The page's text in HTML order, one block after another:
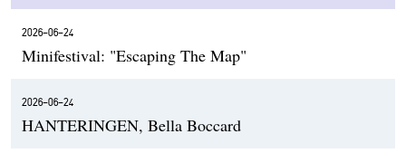
2026-06-24
Minifestival: "Escaping The Map"
2026-06-24
HANTERINGEN, Bella Boccard